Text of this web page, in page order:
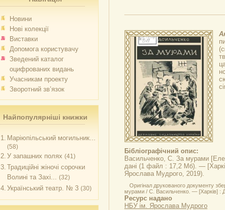
Новини
Нові колекції
Виставки
Допомога користувачу
Зведений каталог
оцифрованих видань
Учасникам проекту
Зворотний зв’язок
Найпопулярніші книжки
1. Маріюпільський могильник...
(58)
2. У запашних полях (41)
3. Традиційні жіночі сорочки
Волині та Захі... (32)
4. Український театр. № 3 (30)
Бібліографічний опис:
Васильченко, С. За мурами
дані (1 файл : 17,2 Мб). —
Ярослава Мудрого, 2019).
Оригінал друкованого документу
мурами / С. Васильченко. — [Харків] :
Ресурс надано
НБУ ім. Ярослава Мудрого